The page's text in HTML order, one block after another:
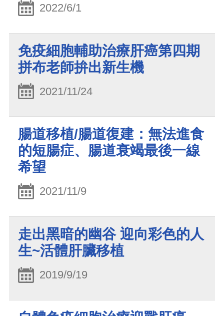
2022/6/1
免疫細胞輔助治療肝癌第四期
拼布老師拚出新生機
2021/11/24
腸道移植/腸道復建：無法進食
的短腸症、腸道衰竭最後一線
希望
2021/11/9
走出黑暗的幽谷 迎向彩色的人
生~活體肝臟移植
2019/9/19